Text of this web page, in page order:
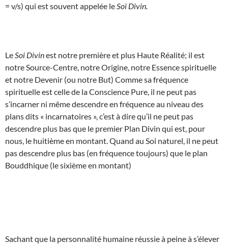
= v/s) qui est souvent appelée le Soi Divin.
Le Soi Divinest notre première et plus Haute Réalité; il est
notre Source-Centre, notre Origine, notre Essence spirituelle
et notre Devenir (ou notre But) Comme sa fréquence
spirituelle est celle de la Conscience Pure, il ne peut pas
s’incarner ni même descendre en fréquence au niveau des
plans dits « incarnatoires », c’est à dire qu’il ne peut pas
descendre plus bas que le premier Plan Divin qui est, pour
nous, le huitième en montant. Quand au Soi naturel, il ne peut
pas descendre plus bas (en fréquence toujours) que le plan
Bouddhique (le sixième en montant)
Sachant que la personnalité humaine réussie à peine à s’élever